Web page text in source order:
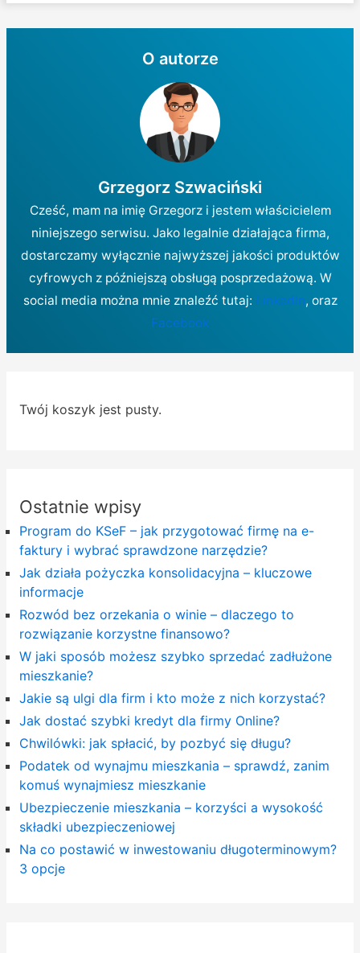
O autorze
Grzegorz Szwaciński
Cześć, mam na imię Grzegorz i jestem właścicielem
niniejszego serwisu. Jako legalnie działająca firma,
dostarczamy wyłącznie najwyższej jakości produktów
cyfrowych z późniejszą obsługą posprzedażową. W
social media można mnie znaleźć tutaj: LinkedIn, oraz
Facebook
Twój koszyk jest pusty.
Ostatnie wpisy
Program do KSeF – jak przygotować firmę na e-
faktury i wybrać sprawdzone narzędzie?
Jak działa pożyczka konsolidacyjna – kluczowe
informacje
Rozwód bez orzekania o winie – dlaczego to
rozwiązanie korzystne finansowo?
W jaki sposób możesz szybko sprzedać zadłużone
mieszkanie?
Jakie są ulgi dla firm i kto może z nich korzystać?
Jak dostać szybki kredyt dla firmy Online?
Chwilówki: jak spłacić, by pozbyć się długu?
Podatek od wynajmu mieszkania – sprawdź, zanim
komuś wynajmiesz mieszkanie
Ubezpieczenie mieszkania – korzyści a wysokość
składki ubezpieczeniowej
Na co postawić w inwestowaniu długoterminowym?
3 opcje